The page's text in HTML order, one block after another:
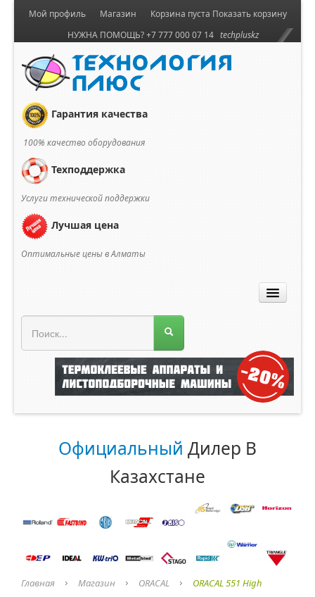
Корзина пуста Показать корзину
Мой профиль
Магазин
НУЖНА ПОМОЩЬ? +7 777 000 07 14 techpluskz
Гарантия качества
100% качество оборудования
Техподдержка
Услуги технической поддержки
Лучшая цена
Оптимальные цены в Алматы
Официальный Дилер В
Казахстане
Главная Магазин ORACAL ORACAL 551 High